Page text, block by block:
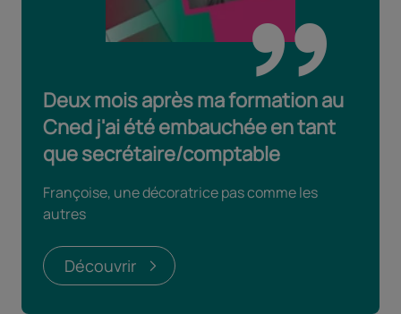
Deux mois après ma formation au
Cned j'ai été embauchée en tant
que secrétaire/comptable
Françoise, une décoratrice pas comme les
autres
Découvrir